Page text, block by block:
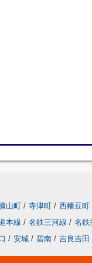
山町 / 寺津町 / 西幡豆町
本線 / 名鉄三河線 / 名鉄
/ 安城 / 碧南 / 吉良吉田